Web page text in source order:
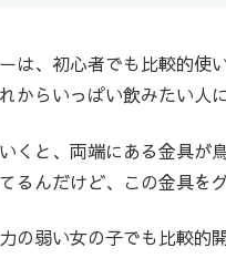
は、初心者でも比較的使
からいっぱい飲みたい人
くと、両端にある金具が
るんだけど、この金具を
の弱い女の子でも比較的